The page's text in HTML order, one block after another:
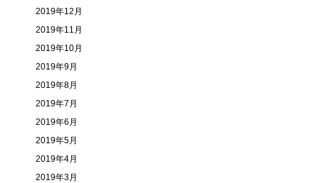
2019年12月
2019年11月
2019年10月
2019年9月
2019年8月
2019年7月
2019年6月
2019年5月
2019年4月
2019年3月